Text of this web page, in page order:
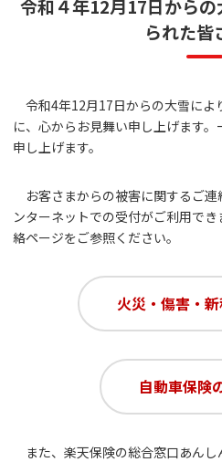
令和４年12月17日から
られた皆
令和4年12月17日からの大雪によ
に、心からお見舞い申し上げます
申し上げます。
お客さまからの被害に関するご
ンターネットでの受付がご利用で
絡ページをご参照ください。
火災・傷害・
自動車保険
また、楽天保険の総合窓口あん